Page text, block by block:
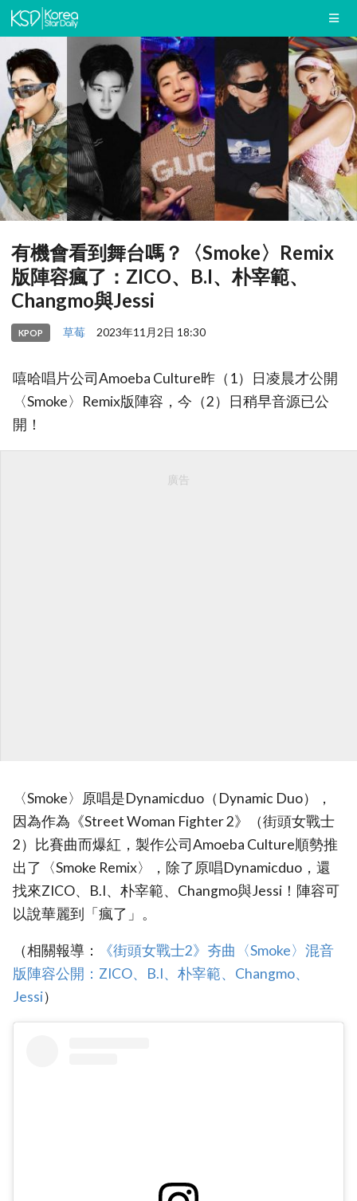
有機會看到舞台嗎？〈Smoke〉Remix
版陣容瘋了：ZICO、B.I、朴宰範、
Changmo與Jessi
KPOP 草莓 2023年11月2日 18:30
嘻哈唱片公司Amoeba Culture昨（1）日凌晨才公開
〈Smoke〉Remix版陣容，今（2）日稍早音源已公
開！
廣告
〈Smoke〉原唱是Dynamicduo（Dynamic Duo），
因為作為《Street Woman Fighter 2》（街頭女戰士
2）比賽曲而爆紅，製作公司Amoeba Culture順勢推
出了〈Smoke Remix〉，除了原唱Dynamicduo，還
找來ZICO、B.I、朴宰範、Changmo與Jessi！陣容可
以說華麗到「瘋了」。
（相關報導：
《街頭女戰士2》夯曲〈Smoke〉混音
版陣容公開：ZICO、B.I、朴宰範、Changmo、
Jessi）